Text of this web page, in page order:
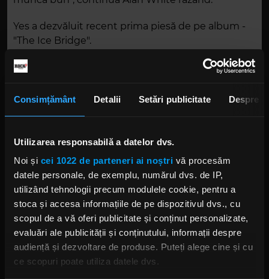
Consimțământ Detalii Setări publicitate Despre
Utilizarea responsabilă a datelor dvs.
Noi și cei 1022 de parteneri ai noștri vă procesăm
datele personale, de exemplu, numărul dvs. de IP,
utilizând tehnologii precum modulele cookie, pentru a
stoca și accesa informațiile de pe dispozitivul dvs., cu
scopul de a vă oferi publicitate și conținut personalizate,
evaluări ale publicității și conținutului, informații despre
audiență și dezvoltare de produse. Puteți alege cine și cu
ce scopuri poate utiliza datele dvs.
Yes a dezvăluit recent prima piesă de pe album -
"The Ice Bridge".